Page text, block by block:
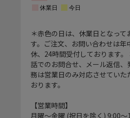
＊赤色の日は、休業日となって
す。ご注文、お問い合わせは年
休、24時間受付しております。
話でのお問合せ、メール返信、
務は営業日のみ対応させていた
おります。
【営業時間】
月曜～金曜 (祝日を除く) 9:00～